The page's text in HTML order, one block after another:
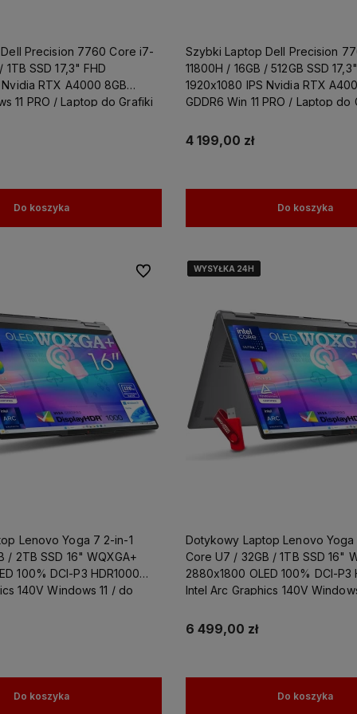
Precision 7760 Core i7-
1TB SSD 17,3" FHD
RTX A4000 8GB
11 PRO / Laptop do Grafiki
Do koszyka
Szybki Laptop Dell Precision
11800H / 16GB / 512GB SSD
1920x1080 IPS Nvidia RTX
GDDR6 Win 11 PRO / Laptop do
4 199,00 zł
Do koszyka
Lenovo Yoga 7 2-in-1
/ 2TB SSD 16" WQXGA+
100% DCI-P3 HDR1000
140V Windows 11 / do
Do koszyka
Do ulubionychWYSYŁKA 24H
WYSYŁKA 24H
WYSYŁKA 24H
WYSYŁKA 24H
Dotykowy Laptop Lenovo Yoga
Core U7 / 32GB / 1TB SSD 16"
2880x1800 OLED 100% DCI-P3
Intel Arc Graphics 140V
6 499,00 zł
Do koszyka